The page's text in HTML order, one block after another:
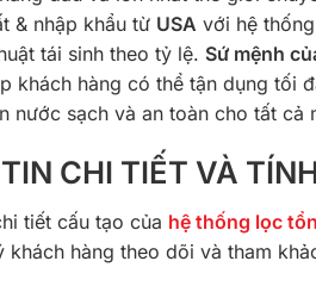
& nhập khẩu từ USA với hệ
tái sinh theo tỷ lệ. Sứ mệnh
khách hàng có thể tận dụng tối
nước sạch và an toàn cho tất cả
CHI TIẾT VÀ
tiết cấu tạo của hệ thống lọc
khách hàng theo dõi và tham